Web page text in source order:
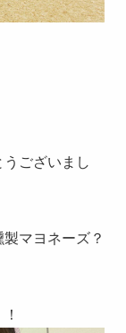
ございまし
マヨネーズ？